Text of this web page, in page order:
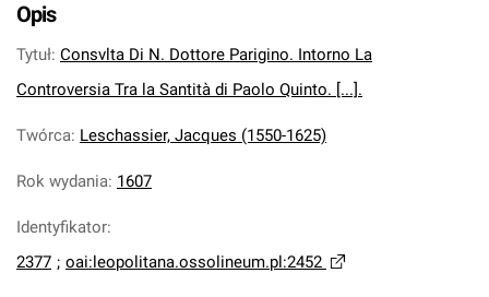
Opis
Tytuł: Consvlta Di N. Dottore Parigino. Intorno La
Controversia Tra la Santità di Paolo Quinto. [...].
Twórca: Leschassier, Jacques (1550-1625)
Rok wydania: 1607
Identyfikator:
2377 ; oai:leopolitana.ossolineum.pl:2452